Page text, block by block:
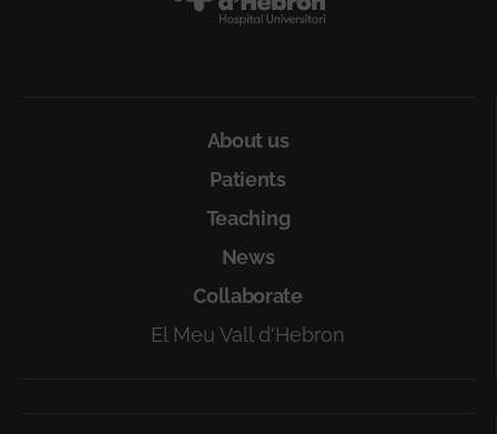
About us
Patients
Teaching
News
Collaborate
El Meu Vall d'Hebron